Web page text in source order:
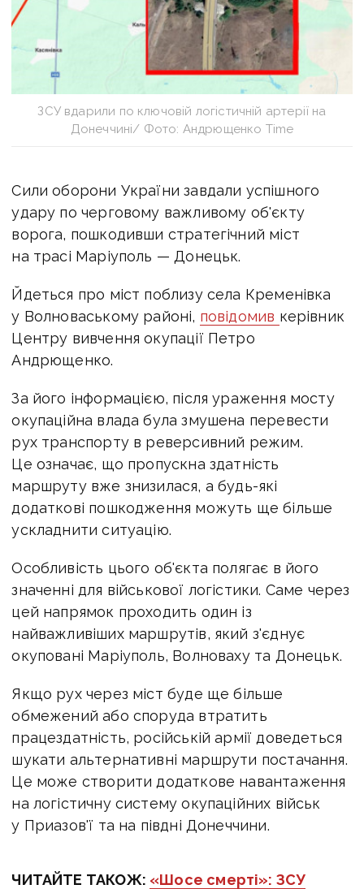
ЗСУ вдарили по ключовій логістичній артерії на
Донеччині/ Фото: Андрющенко Time
Сили оборони України завдали успішного
удару по черговому важливому об'єкту
ворога, пошкодивши стратегічний міст
на трасі Маріуполь — Донецьк.
Йдеться про міст поблизу села Кременівка
у Волноваському районі, повідомив керівник
Центру вивчення окупації Петро
Андрющенко.
За його інформацією, після ураження мосту
окупаційна влада була змушена перевести
рух транспорту в реверсивний режим.
Це означає, що пропускна здатність
маршруту вже знизилася, а будь-які
додаткові пошкодження можуть ще більше
ускладнити ситуацію.
Особливість цього об'єкта полягає в його
значенні для військової логістики. Саме через
цей напрямок проходить один із
найважливіших маршрутів, який з'єднує
окуповані Маріуполь, Волноваху та Донецьк.
Якщо рух через міст буде ще більше
обмежений або споруда втратить
працездатність, російській армії доведеться
шукати альтернативні маршрути постачання.
Це може створити додаткове навантаження
на логістичну систему окупаційних військ
у Приазов'ї та на півдні Донеччини.
ЧИТАЙТЕ ТАКОЖ: «Шосе смерті»: ЗСУ